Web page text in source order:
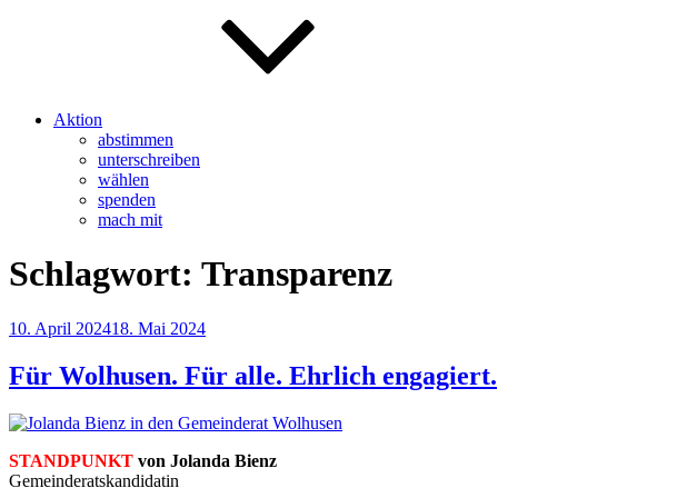
Aktion
abstimmen
unterschreiben
wählen
spenden
mach mit
Schlagwort: Transparenz
Veröffentlicht
10. April 202418. Mai 2024
Für Wolhusen. Für alle. Ehrlich engagiert.
STANDPUNKT von Jolanda Bienz
Gemeinderatskandidatin